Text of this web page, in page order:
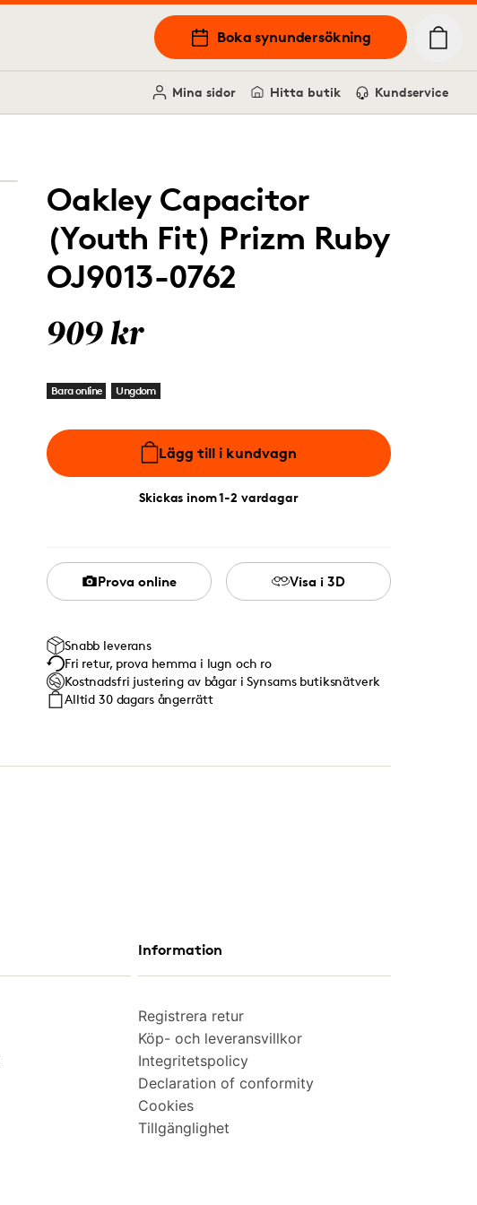
Boka synundersökning
Mina sidor Hitta butik Kundservice
Oakley Capacitor
(Youth Fit) Prizm Ruby
OJ9013-0762
909 kr
Bara online Ungdom
Lägg till i kundvagn
Skickas inom 1-2 vardagar
Prova online Visa i 3D
Snabb leverans
Fri retur, prova hemma i lugn och ro
Kostnadsfri justering av bågar i Synsams butiksnätverk
Alltid 30 dagars ångerrätt
Information
Registrera retur
Köp- och leveransvillkor
Integritetspolicy
Declaration of conformity
Cookies
Tillgänglighet